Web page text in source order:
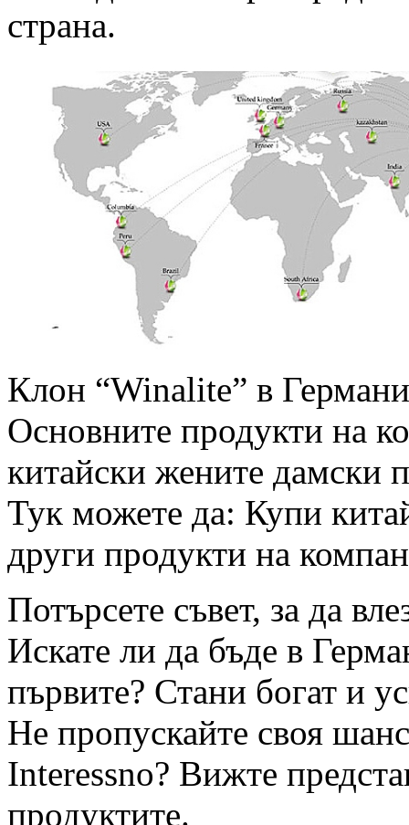
страна.
Клон “Winalite” в
Основните продукти на
китайски жените дамски
Тук можете да: Купи
други продукти на
Потърсете съвет, за да
Искате ли да бъде в
първите? Стани богат и
Не пропускайте своя
Interessno? Вижте
продуктите.